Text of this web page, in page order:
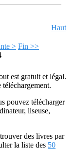
Haut
> Fin >>
est gratuit et légal.
pouvez télécharger
liseuse,
des livres par
la liste des 50